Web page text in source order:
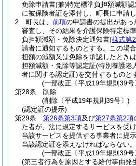
免除申請書(兼)特定標準負担額減額
に被保険者証を添付し、町長に申請
2
町長は、 前項の申請書の提出があ
審査し、その結果を介護保険特定標
負担額減額・免除決定通知書(様式第
請者に通知するものとする。
この場
担額の減額又は免除を承認したとき
担額減額・免除等認定証(特別養護老
者に関する認定証)を交付するものと
(一部改正〔平成19年規則39号
第28条
削除
(削除〔平成19年規則39号〕)
(認定証の提示)
第29条
第26条第3項及び第27条第2項
た者が、法に規定するサービスを受
当該サービスを提供する事業者に提
当該認定証を添えなければならない。
(一部改正〔平成19年規則39号
(第三者行為を原因とする給付事由発